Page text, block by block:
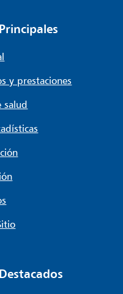
y prestaciones
salud